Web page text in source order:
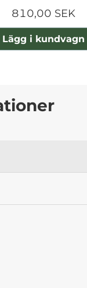
810,00 SEK
Lägg i kundvagn